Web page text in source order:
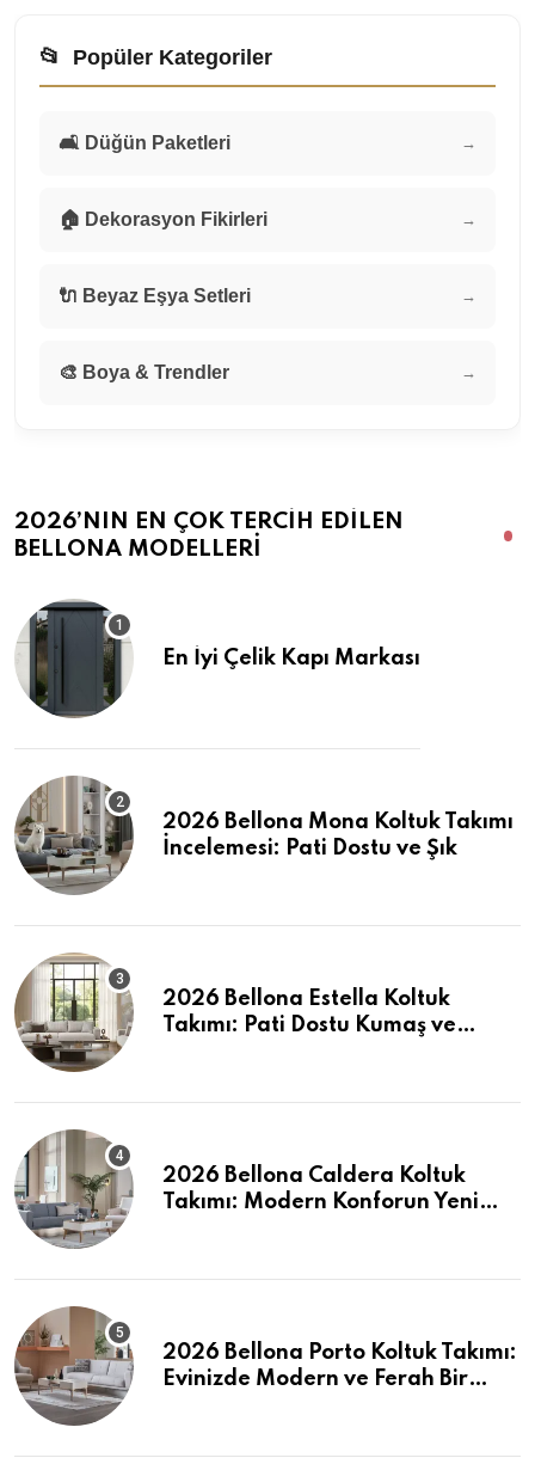
📂 Popüler Kategoriler
🛋️ Düğün Paketleri →
🏠 Dekorasyon Fikirleri →
🔌 Beyaz Eşya Setleri →
🎨 Boya & Trendler →
2026’NIN EN ÇOK TERCIH EDILEN
BELLONA MODELLERI
En İyi Çelik Kapı Markası
2026 Bellona Mona Koltuk Takımı
İncelemesi: Pati Dostu ve Şık
2026 Bellona Estella Koltuk
Takımı: Pati Dostu Kumaş ve
2026 Bellona Caldera Koltuk
Takımı: Modern Konforun Yeni
2026 Bellona Porto Koltuk Takımı:
Evinizde Modern ve Ferah Bir